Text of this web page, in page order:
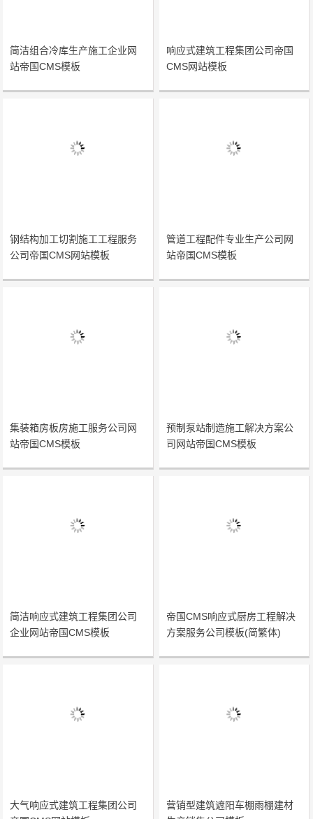
简洁组合冷库生产施工企业网
站帝国CMS模板
响应式建筑工程集团公司帝国
CMS网站模板
钢结构加工切割施工工程服务
公司帝国CMS网站模板
管道工程配件专业生产公司网
站帝国CMS模板
集装箱房板房施工服务公司网
站帝国CMS模板
预制泵站制造施工解决方案公
司网站帝国CMS模板
简洁响应式建筑工程集团公司
企业网站帝国CMS模板
帝国CMS响应式厨房工程解决
方案服务公司模板(简繁体)
大气响应式建筑工程集团公司
营销型建筑遮阳车棚雨棚建材